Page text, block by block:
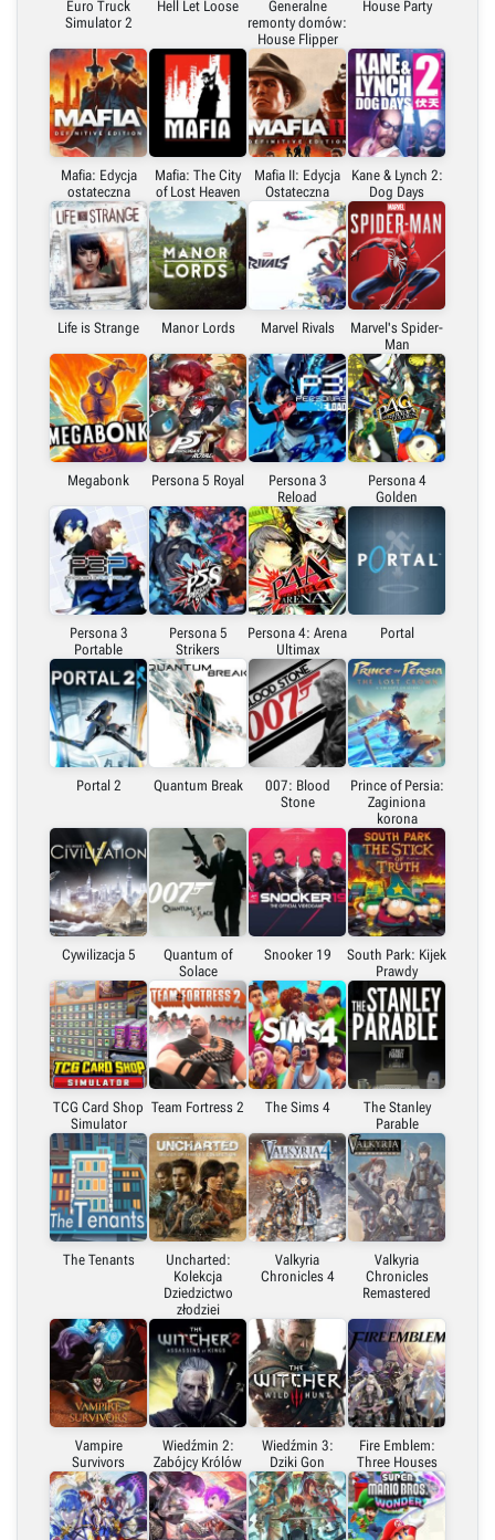
Euro Truck
Simulator 2
Hell Let Loose
Generalne
remonty domów:
House Flipper
House Party
Mafia: Edycja
ostateczna
Mafia: The City
of Lost Heaven
Mafia II: Edycja
Ostateczna
Kane & Lynch 2:
Dog Days
Life is Strange Manor Lords Marvel Rivals
Marvel's Spider-
Man
Megabonk Persona 5 Royal
Persona 3
Reload
Persona 4
Golden
Persona 3
Portable
Persona 5
Strikers
Persona 4: Arena
Ultimax
Portal
Portal 2 Quantum Break
007: Blood
Stone
Prince of Persia:
Zaginiona
korona
Cywilizacja 5
Quantum of
Solace
Snooker 19
South Park: Kijek
Prawdy
TCG Card Shop
Simulator
Team Fortress 2 The Sims 4
The Stanley
Parable
The Tenants
Uncharted:
Kolekcja
Dziedzictwo
złodziei
Valkyria
Chronicles 4
Valkyria
Chronicles
Remastered
Vampire
Survivors
Wiedźmin 2:
Zabójcy Królów
Wiedźmin 3:
Dziki Gon
Fire Emblem:
Three Houses